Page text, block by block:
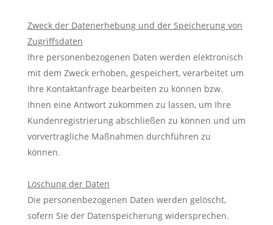
Zweck der Datenerhebung und der Speicherung von
Zugriffsdaten
Ihre personenbezogenen Daten werden elektronisch
mit dem Zweck erhoben, gespeichert, verarbeitet um
Ihre Kontaktanfrage bearbeiten zu können bzw.
Ihnen eine Antwort zukommen zu lassen, um Ihre
Kundenregistrierung abschließen zu können und um
vorvertragliche Maßnahmen durchführen zu
können.
Löschung der Daten
Die personenbezogenen Daten werden gelöscht,
sofern Sie der Datenspeicherung widersprechen.